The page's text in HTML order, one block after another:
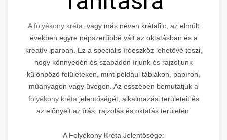
A folyékony kréta , vagy más néven krétafilc, az elmúlt
években egyre népszerűbbé vált az oktatásban és a
kreatív iparban. Ez a speciális íróeszköz lehetővé teszi,
hogy könnyedén és szabadon írjunk és rajzoljunk
különböző felületeken, mint például táblákon, papíron,
műanyagon vagy üvegen. Az esszében bemutatjuk a
folyékony kréta jelentőségét, alkalmazási területeit és
az előnyeit az írás, rajzolás és oktatás területén.
A Folyékony Kréta Jelentősége: